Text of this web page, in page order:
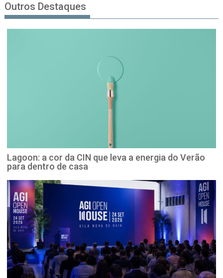
Outros Destaques
Lagoon: a cor da CIN que leva a energia do Verão
para dentro de casa